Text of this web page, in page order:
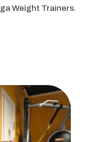
Weight Trainers.